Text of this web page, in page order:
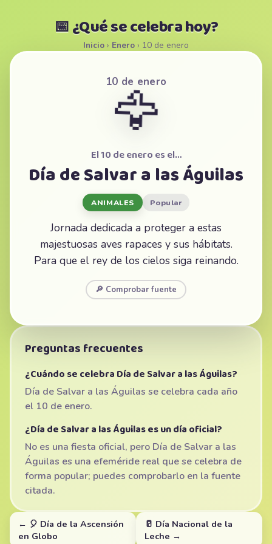
📅 ¿Qué se celebra hoy?
Inicio › Enero › 10 de enero
10 de enero
🦅
El 10 de enero es el…
Día de Salvar a las Águilas
ANIMALES Popular
Jornada dedicada a proteger a estas
majestuosas aves rapaces y sus hábitats.
Para que el rey de los cielos siga reinando.
🔎 Comprobar fuente
Preguntas frecuentes
¿Cuándo se celebra Día de Salvar a las Águilas?
Día de Salvar a las Águilas se celebra cada año
el 10 de enero.
¿Día de Salvar a las Águilas es un día oficial?
No es una fiesta oficial, pero Día de Salvar a las
Águilas es una efeméride real que se celebra de
forma popular; puedes comprobarlo en la fuente
citada.
← 🎈 Día de la Ascensión
en Globo
🥛 Día Nacional de la
Leche →